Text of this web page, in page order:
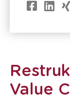
Value